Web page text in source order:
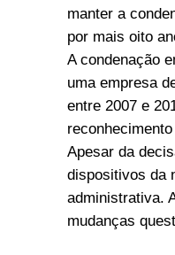
manter a
por mais oito
A condenação
uma empresa
entre 2007 e
Apesar da
dispositivos da
administrativa.
mudanças